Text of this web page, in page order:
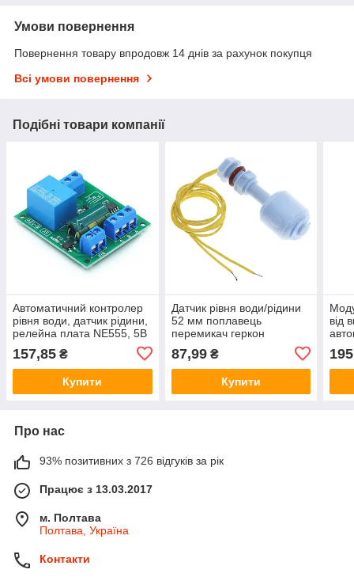
Умови повернення
Повернення товару впродовж 14 днів за рахунок покупця
Всі умови повернення
Подібні товари компанії
Автоматичний контролер
рівня води, датчик рідини,
релейна плата NE555, 5В
157,85 ₴
Купити
Датчик рівня води/рідини
52 мм поплавець
перемикач геркон
87,99₴
Купити
від
А
Про нас
93% позитивних з 726 відгуків за рік
Працює з 13.03.2017
м. Полтава
Полтава, Україна
Контакти